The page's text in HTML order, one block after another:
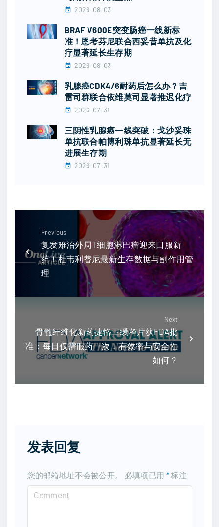
2026-08-03
BRAF V600E突变肠癌一线新标
准！恩考芬尼联合西妥昔单抗及化
疗显著延长生存期
2026-08-03
乳腺癌CDK4/6耐药后怎么办？吉
雷司群联合依维莫司显著推迟化疗
2026-07-31
三阴性乳腺癌一线突破：戈沙妥珠
单抗联合帕博利珠单抗显著延长无
进展生存期
2026-07-31
Previous
复发难治外周T细胞淋巴瘤迎来口服新
药！杜韦利替尼最新生存数据与副作用管
理
Next
骨髓纤维化新药捷恪卫缓释片获FDA批
准：每日仅需服药一次，有效率与安全性
如何？
发表回复
您的邮箱地址不会被公开。 必填项已用 *标注